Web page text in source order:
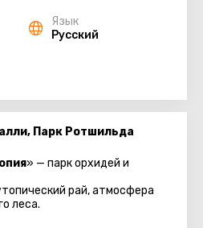
Язык
Русский
Парк Ротшильда
» — парк орхидей и
рай, атмосфера
леса.